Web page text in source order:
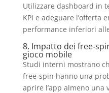
Utilizzare dashboard in
KPI e adeguare l’offerta
performance inferiori
8. Impatto dei
gioco mobile
Studi interni mostrano
free‑spin hanno una
aprire l’app almeno una